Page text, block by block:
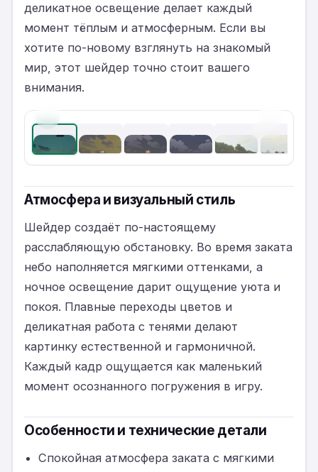
деликатное освещение делает каждый
момент тёплым и атмосферным. Если вы
хотите по-новому взглянуть на знакомый
мир, этот шейдер точно стоит вашего
внимания.
Атмосфера и визуальный стиль
Шейдер создаёт по-настоящему
расслабляющую обстановку. Во время заката
небо наполняется мягкими оттенками, а
ночное освещение дарит ощущение уюта и
покоя. Плавные переходы цветов и
деликатная работа с тенями делают
картинку естественной и гармоничной.
Каждый кадр ощущается как маленький
момент осознанного погружения в игру.
Особенности и технические детали
Спокойная атмосфера заката с мягкими